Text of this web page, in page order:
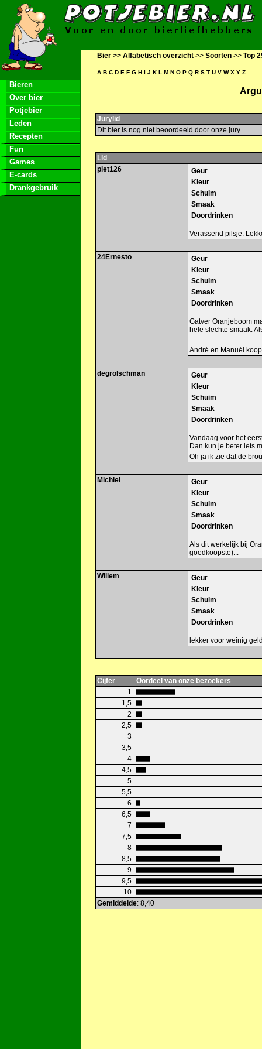
Bieren
Over bier
Potjebier
Leden
Recepten
Fun
Games
E-cards
Drankgebruik
Bier >> Alfabetisch overzicht >> Soorten >> Top
A B C D E F G H I J K L M N O P Q R S T U V W X Y Z
Jurylid
Dit bier is nog niet beoordeeld door onze jury
Lid
piet126
Geur
Kleur
Schuim
Smaak
Doordrinken
Verassend pilsje.
24Ernesto
Geur
Kleur
Schuim
Smaak
Doordrinken
Gatver Oranjeboom
hele slechte smaak.
André en Manuél
degrolschman
Geur
Kleur
Schuim
Smaak
Doordrinken
Vandaag voor het
Dan kun je beter iets
Oh ja ik zie dat de
Michiel
Geur
Kleur
Schuim
Smaak
Doordrinken
Als dit werkelijk bij
goedkoopste)...
Willem
Geur
Kleur
Schuim
Smaak
Doordrinken
lekker voor weinig
Cijfer
Oordeel van onze bezoekers
1
1,5
2
2,5
3
3,5
4
4,5
5
5,5
6
6,5
7
7,5
8
8,5
9
9,5
10
Gemiddelde: 8,40